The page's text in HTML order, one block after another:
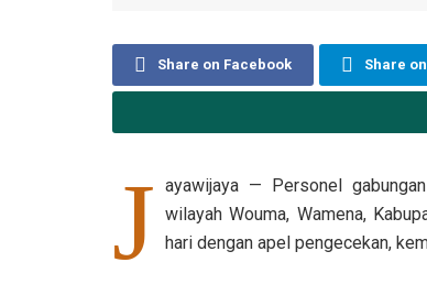
Share on Facebook Share
J ayawijaya — Personel
wilayah Wouma, Wamena,
hari dengan apel pengecekan,